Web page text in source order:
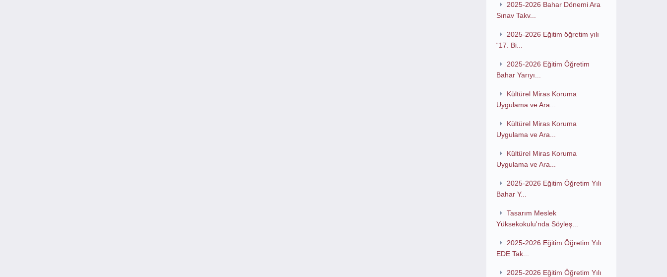
2025-2026 Bahar Dönemi Ara
Sınav Takv...
2025-2026 Eğitim öğretim yılı
“17. Bi...
2025-2026 Eğitim Öğretim
Bahar Yarıyı...
Kültürel Miras Koruma
Uygulama ve Ara...
Kültürel Miras Koruma
Uygulama ve Ara...
Kültürel Miras Koruma
Uygulama ve Ara...
2025-2026 Eğitim Öğretim Yılı
Bahar Y...
Tasarım Meslek
Yüksekokulu'nda Söyleş...
2025-2026 Eğitim Öğretim Yılı
EDE Tak...
2025-2026 Eğitim Öğretim Yılı